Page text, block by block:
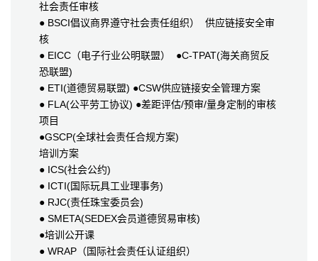
社会责任审核
● BSCI倡议商界遵守社会责任组织） 供应链接安全审
核
● EICC（电子行业公明联盟） ●C-TPAT(海关商贸反
恐联盟)
● ETI(道德贸易联盟) ●CSW供应链接安全管理方案
● FLA(公平劳工协议) ●差距评估/预审/量身定制的审核
项目
●GSCP(全球社会责任合规方案)
培训方案
● ICS(社会公约)
● ICTI(国际玩具工业理事务)
● RJC(责任珠宝委员会)
● SMETA(SEDEX会员道德贸易审核)
●培训公开课
● WRAP（国际社会责任认证组织）